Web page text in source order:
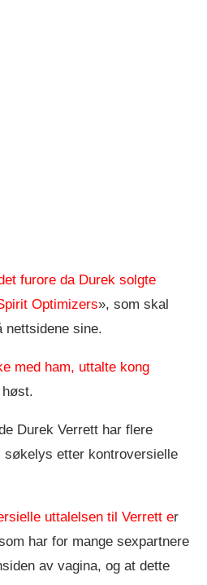
furore da Durek solgte
Optimizers», som skal
nettsidene sine.
med ham, uttalte kong
Durek Verrett har flere
søkelys etter kontroversielle
uttalelsen til Verrett er
har for mange sexpartnere
av vagina, og at dette